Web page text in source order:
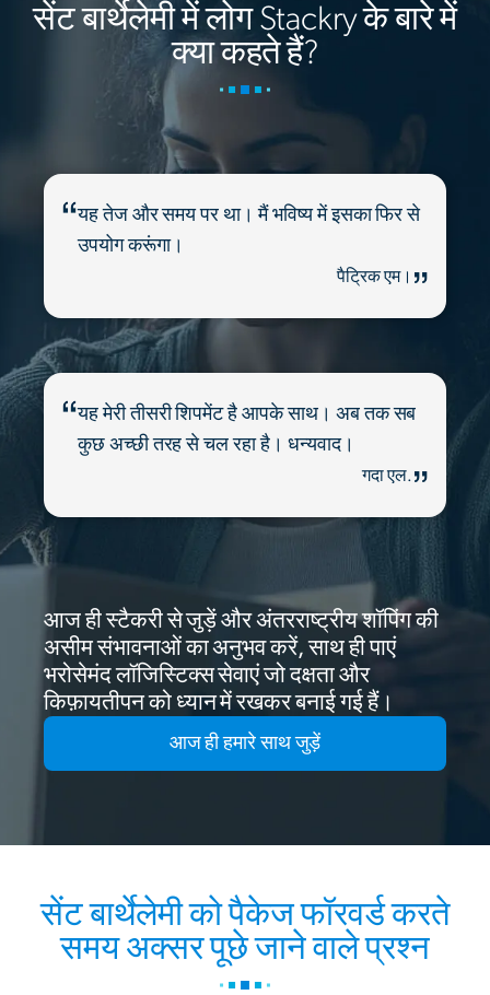
सेंट बार्थेलेमी में लोग Stackry के बारे में
क्या कहते हैं?
यह तेज और समय पर था। मैं भविष्य में इसका फिर से
उपयोग करूंगा।
पैट्रिक एम।
यह मेरी तीसरी शिपमेंट है आपके साथ। अब तक सब
कुछ अच्छी तरह से चल रहा है। धन्यवाद।
गदा एल.
आज ही स्टैकरी से जुड़ें और अंतरराष्ट्रीय शॉपिंग की
असीम संभावनाओं का अनुभव करें, साथ ही पाएं
भरोसेमंद लॉजिस्टिक्स सेवाएं जो दक्षता और
किफ़ायतीपन को ध्यान में रखकर बनाई गई हैं।
आज ही हमारे साथ जुड़ें
सेंट बार्थेलेमी को पैकेज फॉरवर्ड करते
समय अक्सर पूछे जाने वाले प्रश्न